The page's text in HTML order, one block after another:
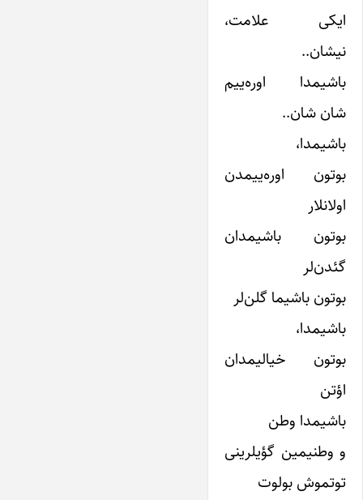
ایکی علامت،
نیشان..
باشیمدا اوره‌ییم
شان شان..
باشیمدا،
بوتون اوره‌ییمدن
اولانلار
بوتون باشیمدان
گئدن‌لر
بوتون باشیما گلن‌لر
باشیمدا،
بوتون خیالیمدان
اؤتن
باشیمدا وطن
و وطنیمین گؤیلرینی
توتموش بولوت